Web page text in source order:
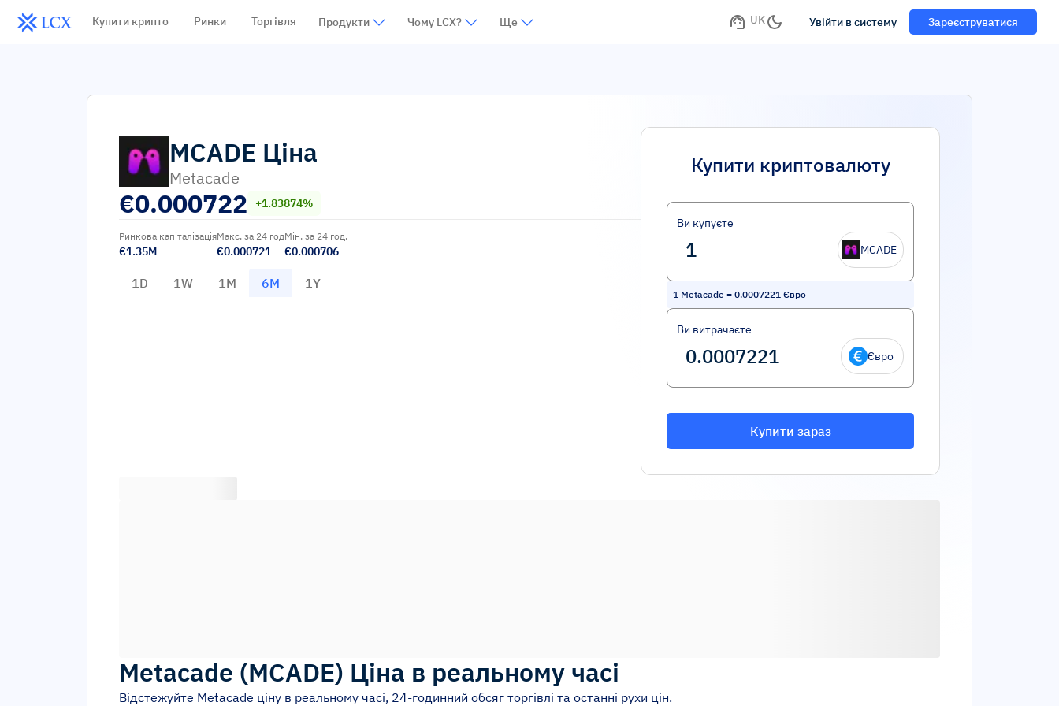
Купити крипто Ринки Торгівля Продукти Чому LCX? Ще UK Увійти в систему Зареєструватися
MCADE Ціна
Metacade
€0.000722 +1.83874%
Ринкова капіталізація
€1.35M
Макс. за 24 год
€0.000721
Мін. за 24 год.
€0.000706
1D 1W 1M 6M 1Y
Купити криптовалюту
Ви купуєте
MCADE
1 Metacade = 0.0007221 Євро
Ви витрачаєте
Євро
Купити зараз
Metacade (MCADE) Ціна в реальному часі
Відстежуйте Metacade ціну в реальному часі, 24-годинний обсяг торгівлі та останні рухи цін.